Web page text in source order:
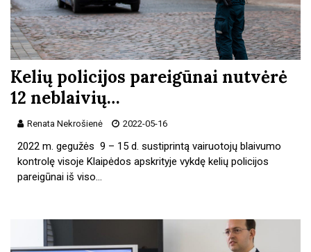
Kelių policijos pareigūnai nutvėrė
12 neblaivių…
Renata Nekrošienė 2022-05-16
2022 m. gegužės 9 – 15 d. sustiprintą vairuotojų blaivumo
kontrolę visoje Klaipėdos apskrityje vykdę kelių policijos
pareigūnai iš viso…